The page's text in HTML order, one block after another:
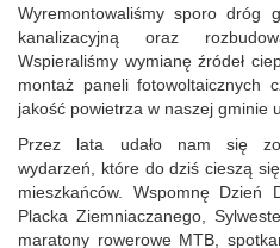
Wyremontowaliśmy sporo dróg
kanalizacyjną oraz
Wspieraliśmy wymianę źródeł
montaż paneli fotowoltaicznych
jakość powietrza w naszej gminie
Przez lata udało nam się
wydarzeń, które do dziś cieszą
mieszkańców. Wspomnę Dzień
Placka Ziemniaczanego,
maratony rowerowe MTB,